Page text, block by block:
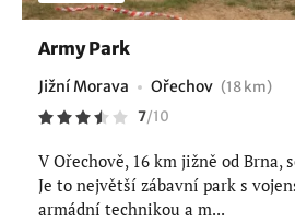
Army Park
Jižní Morava Ořechov (18 km)
7/10
V Ořechově, 16 km jižně od Brna,
Je to největší zábavní park s
armádní technikou a m...